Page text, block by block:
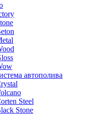
автополива
Steel
Stone